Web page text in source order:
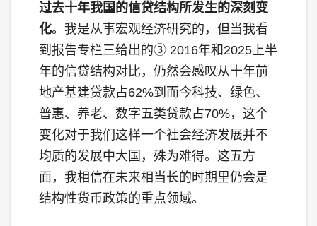
过去十年我国的信贷结构所发生的深刻变
化。我是从事宏观经济研究的，但当我看
到报告专栏三给出的③ 2016年和2025上半
年的信贷结构对比，仍然会感叹从十年前
地产基建贷款占62%到而今科技、绿色、
普惠、养老、数字五类贷款占70%，这个
变化对于我们这样一个社会经济发展并不
均质的发展中大国，殊为难得。这五方
面，我相信在未来相当长的时期里仍会是
结构性货币政策的重点领域。